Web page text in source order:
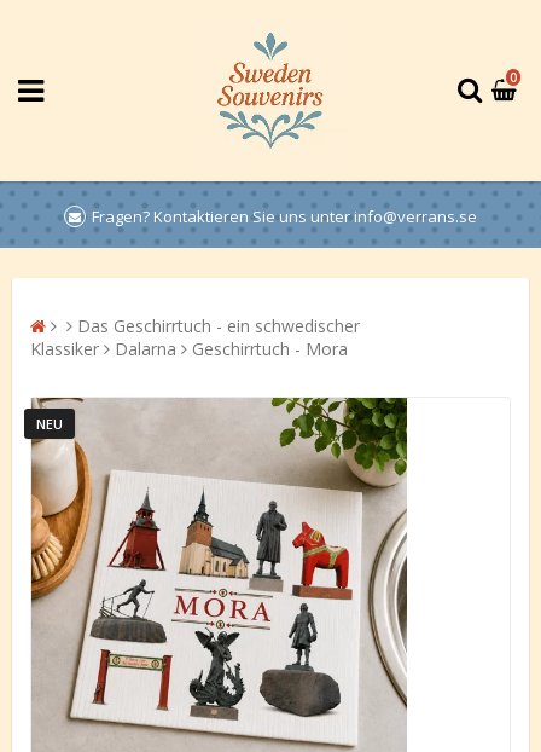
0
Fragen? Kontaktieren Sie uns unter info@verrans.se
Das Geschirrtuch - ein schwedischer
Klassiker
Dalarna Geschirrtuch - Mora
NEU